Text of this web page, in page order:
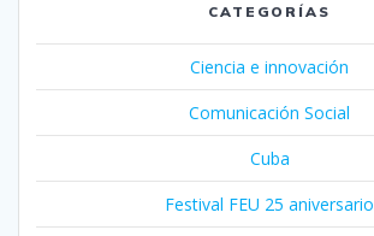
CATEGORÍAS
Ciencia e innovación
Comunicación Social
Cuba
Festival FEU 25 aniversario